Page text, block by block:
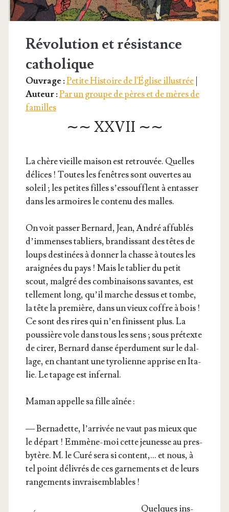
Révolution et résistance
catholique
Ouvrage :Petite Histoire de l'Église illustrée|
Auteur :Par un groupe de pères et de mères de
familles
∼∼ XXVII ∼∼
La chère vieille mai­son est retrou­vée. Quelles
délices ! Toutes les fenêtres sont ouvertes au
soleil ; les petites filles s’es­soufflent à entas­ser
dans les armoires le conte­nu des malles.
On voit pas­ser Ber­nard, Jean, André affu­blés
d’im­menses tabliers, bran­dis­sant des têtes de
loups des­ti­nées à don­ner la chasse à toutes les
arai­gnées du pays ! Mais le tablier du petit
scout, mal­gré des com­bi­nai­sons savantes, est
tel­le­ment long, qu’il marche des­sus et tombe,
la tête la pre­mière, dans un vieux coffre à bois !
Ce sont des rires qui n’en finissent plus. La
pous­sière vole dans tous les sens ; sous pré­texte
de cirer, Ber­nard danse éper­du­ment sur le dal­
lage, en chan­tant une tyro­lienne apprise en Ita­
lie. Le tapage est infernal.
Maman appelle sa fille aînée :
— Ber­na­dette, l’ar­ri­vée ne vaut pas mieux que
le départ ! Emmène-moi cette jeu­nesse au pres­
by­tère. M. le Curé sera si content,… et nous, à
tel point déli­vrés de ces gar­ne­ments et de leurs
ran­ge­ments invraisemblables !
Quelques ins­